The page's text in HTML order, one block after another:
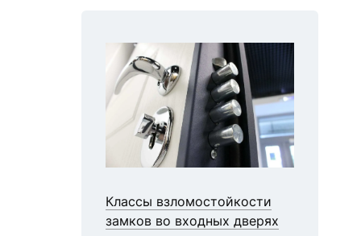
Классы взломостойкости
замков во входных дверях